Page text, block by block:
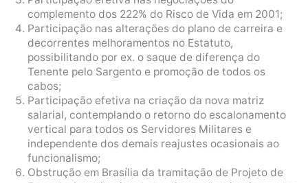
complemento dos 222% do Risco de Vida em 2001;
Participação nas alterações do plano de carreira e
decorrentes melhoramentos no Estatuto,
possibilitando por ex. o saque de diferença do
Tenente pelo Sargento e promoção de todos os
cabos;
Participação efetiva na criação da nova matriz
salarial, contemplando o retorno do escalonamento
vertical para todos os Servidores Militares e
independente dos demais reajustes ocasionais ao
funcionalismo;
Obstrução em Brasília da tramitação de Projeto de